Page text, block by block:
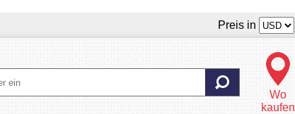
Preis in
Wo
kaufen